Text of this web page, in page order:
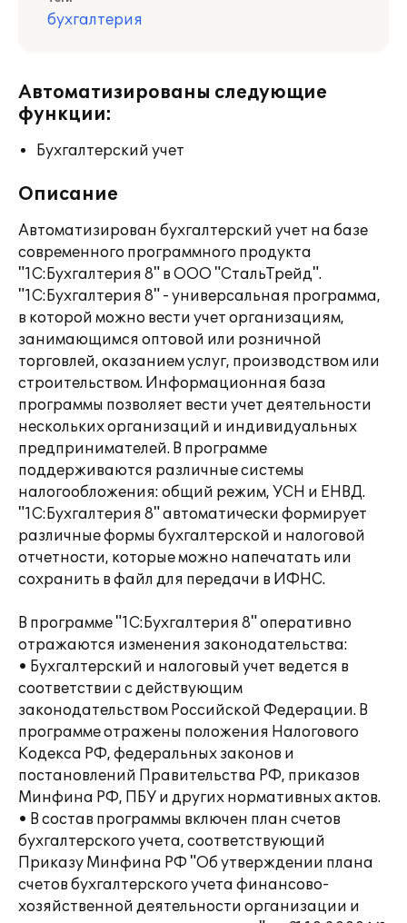
бухгалтерия
Автоматизированы следующие
функции:
Бухгалтерский учет
Описание
Автоматизирован бухгалтерский учет на базе
современного программного продукта
"1С:Бухгалтерия 8" в ООО "СтальТрейд".
"1С:Бухгалтерия 8" - универсальная программа,
в которой можно вести учет организациям,
занимающимся оптовой или розничной
торговлей, оказанием услуг, производством или
строительством. Информационная база
программы позволяет вести учет деятельности
нескольких организаций и индивидуальных
предпринимателей. В программе
поддерживаются различные системы
налогообложения: общий режим, УСН и ЕНВД.
"1С:Бухгалтерия 8" автоматически формирует
различные формы бухгалтерской и налоговой
отчетности, которые можно напечатать или
сохранить в файл для передачи в ИФНС.
В программе "1С:Бухгалтерия 8" оперативно
отражаются изменения законодательства:
• Бухгалтерский и налоговый учет ведется в
соответствии с действующим
законодательством Российской Федерации. В
программе отражены положения Налогового
Кодекса РФ, федеральных законов и
постановлений Правительства РФ, приказов
Минфина РФ, ПБУ и других нормативных актов.
• В состав программы включен план счетов
бухгалтерского учета, соответствующий
Приказу Минфина РФ "Об утверждении плана
счетов бухгалтерского учета финансово-
хозяйственной деятельности организации и